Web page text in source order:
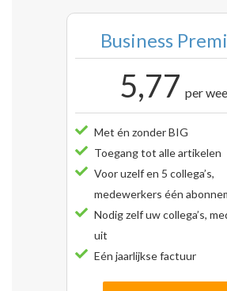
Business
5,77 per
Met én zonder BIG
Toegang tot alle artikelen
Voor uzelf en 5 collega’s,
medewerkers één
Nodig zelf uw collega’s,
uit
Eén jaarlijkse factuur